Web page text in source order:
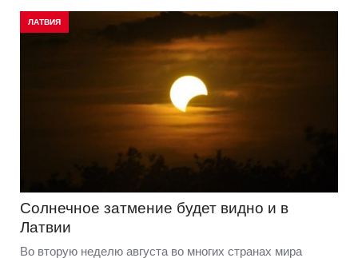
ЛАТВИЯ
Солнечное затмение будет видно и в
Латвии
Во вторую неделю августа во многих странах мира